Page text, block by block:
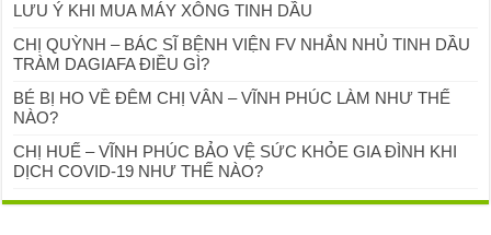
LƯU Ý KHI MUA MÁY XÔNG TINH DẦU
CHỊ QUỲNH – BÁC SĨ BỆNH VIỆN FV NHẮN NHỦ TINH DẦU
TRÀM DAGIAFA ĐIỀU GÌ?
BÉ BỊ HO VỀ ĐÊM CHỊ VÂN – VĨNH PHÚC LÀM NHƯ THẾ
NÀO?
CHỊ HUẾ – VĨNH PHÚC BẢO VỆ SỨC KHỎE GIA ĐÌNH KHI
DỊCH COVID-19 NHƯ THẾ NÀO?